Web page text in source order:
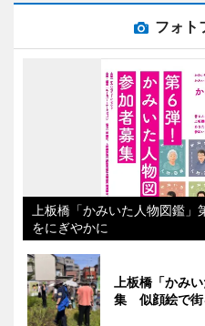
フォト
上板橋「かみいた人物図鑑
をにぎやかに
上板橋「かみ
集 似顔絵で街